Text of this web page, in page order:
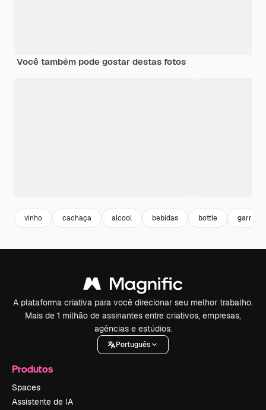
Você também pode gostar destas fotos
vinho cachaça alcool bebidas bottle garrafa
A plataforma criativa para você direcionar seu melhor trabalho.
Mais de 1 milhão de assinantes entre criativos, empresas,
agências e estúdios.
Português
Produtos
Spaces
Assistente de IA